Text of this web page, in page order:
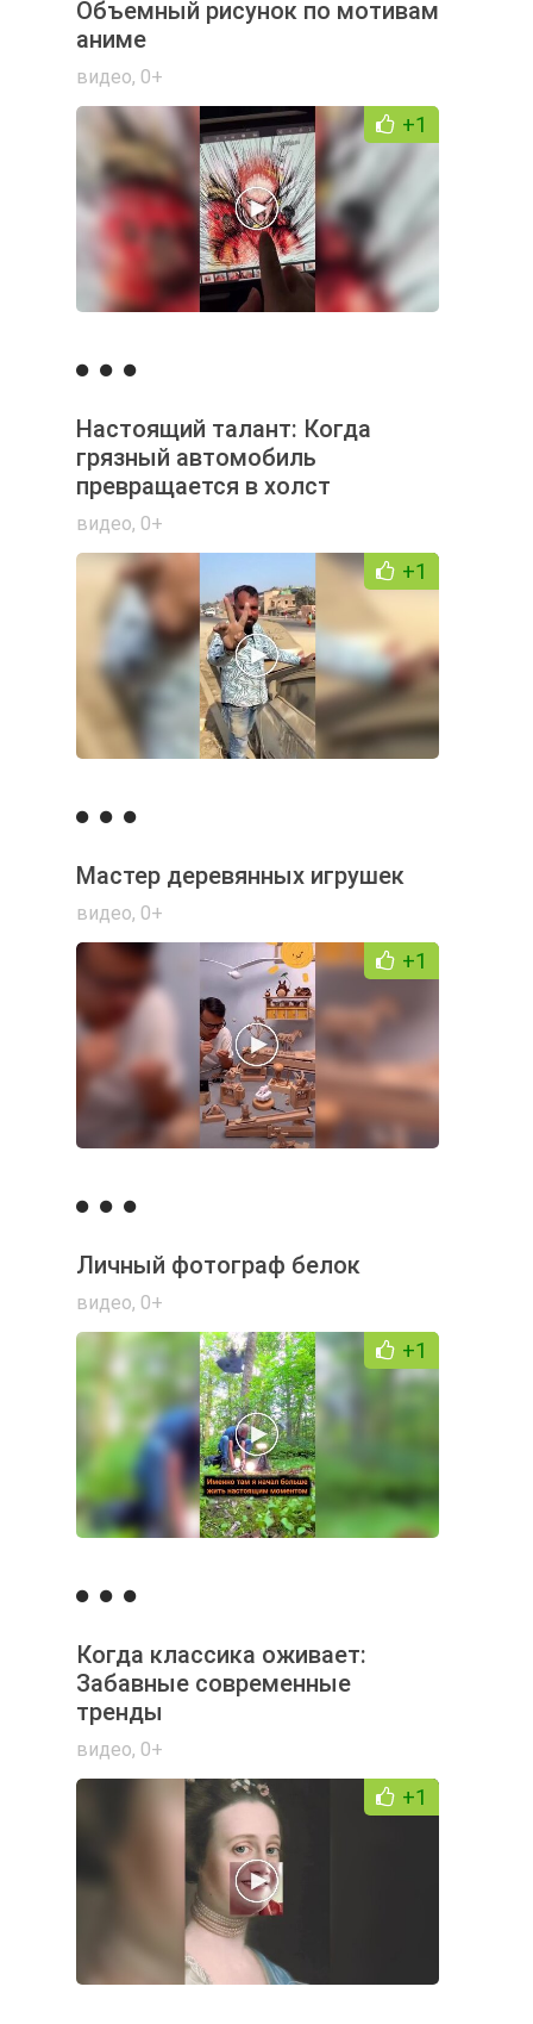
Объемный рисунок по мотивам
аниме
видео, 0+
+1
Настоящий талант: Когда
грязный автомобиль
превращается в холст
видео, 0+
+1
Мастер деревянных игрушек
видео, 0+
+1
Личный фотограф белок
видео, 0+
+1
Когда классика оживает:
Забавные современные
тренды
видео, 0+
+1